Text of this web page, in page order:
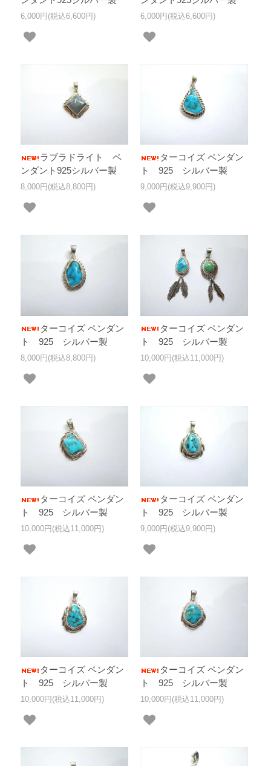
6,000円(税込6,600円) 6,000円(税込6,600円)
ラブラドライト ペ
ンダント925シルバー製
8,000円(税込8,800円)
ターコイズ ペンダン
ト 925 シルバー製
9,000円(税込9,900円)
ターコイズ ペンダン
ト 925 シルバー製
8,000円(税込8,800円)
ターコイズ ペンダン
ト 925 シルバー製
10,000円(税込11,000円)
ターコイズ ペンダン
ト 925 シルバー製
10,000円(税込11,000円)
ターコイズ ペンダン
ト 925 シルバー製
9,000円(税込9,900円)
ターコイズ ペンダン
ト 925 シルバー製
10,000円(税込11,000円)
ターコイズ ペンダン
ト 925 シルバー製
10,000円(税込11,000円)